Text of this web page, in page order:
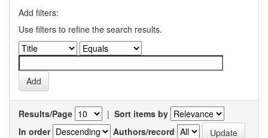
Add filters:
Use filters to refine the search results.
Results/Page | Sort items by
In order
Authors/record